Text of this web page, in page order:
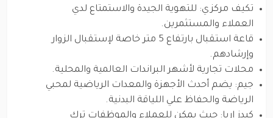
تكيف مركزي: للتهوية الجيدة والاستمتاع لدي
العملاء والمستثمرين.
قاعة استقبال بارتفاع 5 متر خاصة لإستقبال الزوار
وإرشادهم.
محلات تجارية لأشهر البراندات العالمية والمحلية.
جيم: يضم أحدث الأجهزة والمعدات الرياضية لمحبي
الرياضة والحفاظ علي اللياقة البدنية.
كيدز إريا: حيث يمكن للعملاء والموظفات ترك